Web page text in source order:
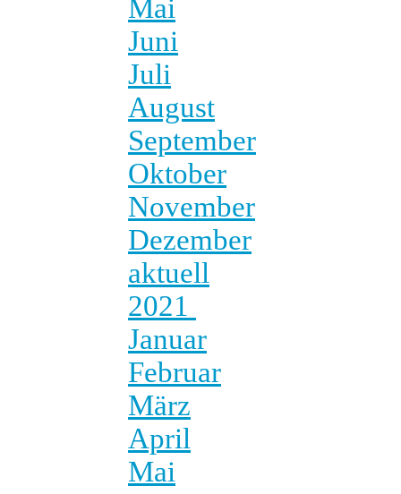
Mai
Juni
Juli
August
September
Oktober
November
Dezember
aktuell
2021
Januar
Februar
März
April
Mai